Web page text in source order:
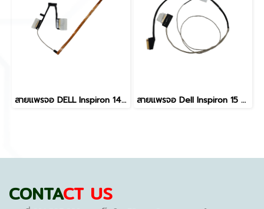
สายแพรจอ DELL Inspiron 14 5490 / 5498 / Vostro 5490 อะไหล่ OEM คุณภาพสูง 30 Pin Non-Touch 450.0HH01.0011 / 0CRKVG สำหรับซ่อม และ เปลี่ยน สายจอ โน๊ตบุ๊ค DELL สายแพรจอ Dell Inspiron 15 5570 5575 3580 3582 3583 3585 3581 3593 Latitude 3590 Vostro 3581 eDP 30-Pin CAL50 อะไหล่ OEM คุณภาพสูง DC02002VB00
CONTACT US